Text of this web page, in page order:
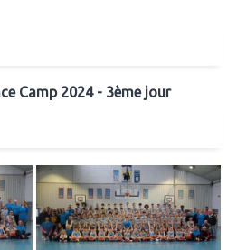
Camp 2024 - 3ème jour